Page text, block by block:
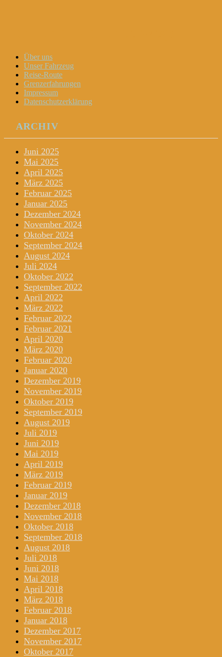
Menu
Widgets
Search
Skip
content
Über uns
Unser Fahrzeug
Reise-Route
Grenzerfahrungen
Impressum
Datenschutzerklärung
ARCHIV
Juni 2025
Mai 2025
April 2025
März 2025
Februar 2025
Januar 2025
Dezember 2024
November 2024
Oktober 2024
September 2024
August 2024
Juli 2024
Oktober 2022
September 2022
April 2022
März 2022
Februar 2022
Februar 2021
April 2020
März 2020
Februar 2020
Januar 2020
Dezember 2019
November 2019
Oktober 2019
September 2019
August 2019
Juli 2019
Juni 2019
Mai 2019
April 2019
März 2019
Februar 2019
Januar 2019
Dezember 2018
November 2018
Oktober 2018
September 2018
August 2018
Juli 2018
Juni 2018
Mai 2018
April 2018
März 2018
Februar 2018
Januar 2018
Dezember 2017
November 2017
Oktober 2017